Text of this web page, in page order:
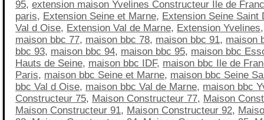
95, extension maison Yvelines Constructeur Ile de
paris, Extension Seine et Marne, Extension Seine Saint
Val d Oise, Extension Val de Marne, Extension Yvelines
maison bbc 77, maison bbc 78, maison bbc 91, maison
bbc 93, maison bbc 94, maison bbc 95, maison bbc
Hauts de Seine, maison bbc IDF, maison bbc Ile de
Paris, maison bbc Seine et Marne, maison bbc Seine
bbc Val d Oise, maison bbc Val de Marne, maison bbc
Constructeur 75, Maison Constructeur 77, Maison
Maison Constructeur 91, Maison Constructeur 92,